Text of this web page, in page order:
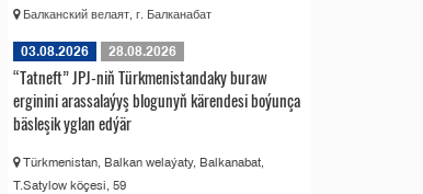
Балканский велаят, г. Балканабат
03.08.2026 28.08.2026
“Tatneft” JPJ-niň Türkmenistandaky buraw
erginini arassalaýyş blogunyň kärendesi boýunça
bäsleşik yglan edýär
Türkmenistan, Balkan welaýaty, Balkanabat,
T.Satylow köçesi, 59